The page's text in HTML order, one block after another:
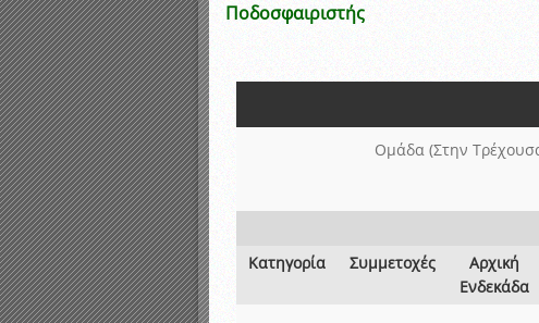
Αποτελέσματα επαναληπτικών
Κληρώσεις Πρωταθλημάτων και
Ποδοσφαιριστής
Ομάδα (Στην
Κατηγορία
Συμμετοχές
Αρχική
Ενδεκάδα